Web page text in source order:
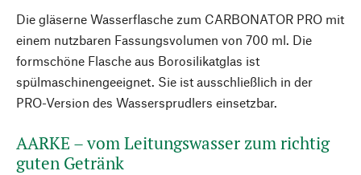
Die gläserne Wasserflasche zum CARBONATOR PRO mit
einem nutzbaren Fassungsvolumen von 700 ml. Die
formschöne Flasche aus Borosilikatglas ist
spülmaschinengeeignet. Sie ist ausschließlich in der
PRO-Version des Wassersprudlers einsetzbar.
AARKE – vom Leitungswasser zum richtig
guten Getränk